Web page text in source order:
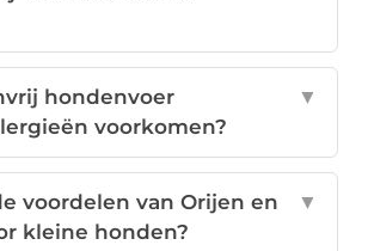
hondenvoer
voorkomen?
▼
voordelen van Orijen en
kleine honden?
▼